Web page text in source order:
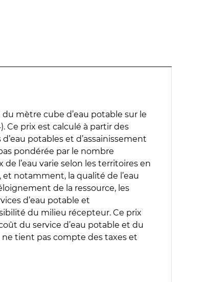
mètre cube d’eau potable sur le
Ce prix est calculé à partir des
potables et d’assainissement
pondérée par le nombre
l’eau varie selon les territoires en
notamment, la qualité de l’eau
de la ressource, les
d’eau potable et
du milieu récepteur. Ce prix
du service d’eau potable et du
tient pas compte des taxes et